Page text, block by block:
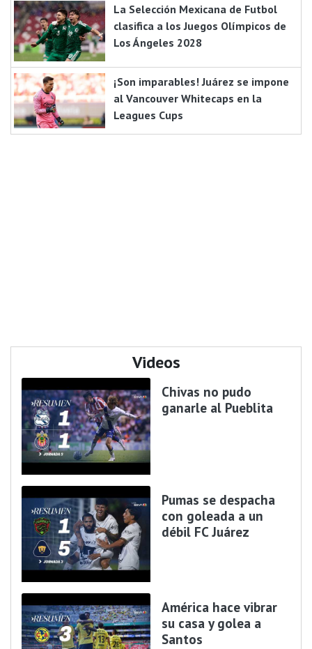
La Selección Mexicana de Futbol
clasifica a los Juegos Olímpicos de
Los Ángeles 2028
¡Son imparables! Juárez se impone
al Vancouver Whitecaps en la
Leagues Cups
Videos
Chivas no pudo
ganarle al Pueblita
Pumas se despacha
con goleada a un
débil FC Juárez
América hace vibrar
su casa y golea a
Santos